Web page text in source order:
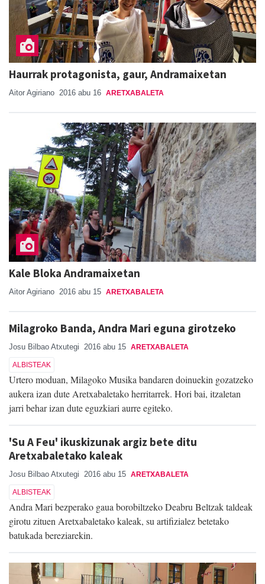
Haurrak protagonista, gaur, Andramaixetan
Aitor Agiriano 2016 abu 16 ARETXABALETA
Kale Bloka Andramaixetan
Aitor Agiriano 2016 abu 15 ARETXABALETA
Milagroko Banda, Andra Mari eguna girotzeko
Josu Bilbao Atxutegi 2016 abu 15 ARETXABALETA
ALBISTEAK
Urtero moduan, Milagoko Musika bandaren doinuekin gozatzeko
aukera izan dute Aretxabaletako herritarrek. Hori bai, itzaletan
jarri behar izan dute eguzkiari aurre egiteko.
'Su A Feu' ikuskizunak argiz bete ditu
Aretxabaletako kaleak
Josu Bilbao Atxutegi 2016 abu 15 ARETXABALETA
ALBISTEAK
Andra Mari bezperako gaua borobiltzeko Deabru Beltzak taldeak
girotu zituen Aretxabaletako kaleak, su artifizialez betetako
batukada bereziarekin.